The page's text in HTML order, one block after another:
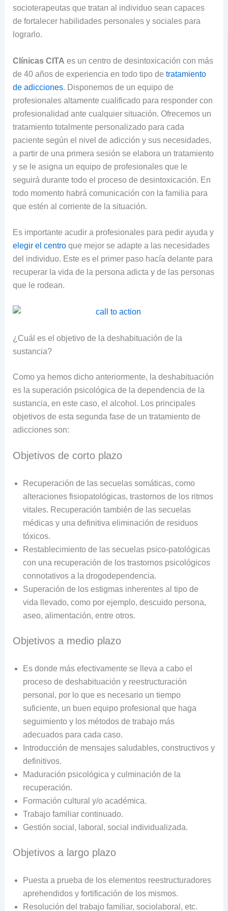
socioterapeutas que tratan al individuo sean capaces
de fortalecer habilidades personales y sociales para
lograrlo.
Clínicas CITA es un centro de desintoxicación con más
de 40 años de experiencia en todo tipo de tratamiento
de adicciones. Disponemos de un equipo de
profesionales altamente cualificado para responder con
profesionalidad ante cualquier situación. Ofrecemos un
tratamiento totalmente personalizado para cada
paciente según el nivel de adicción y sus necesidades,
a partir de una primera sesión se elabora un tratamiento
y se le asigna un equipo de profesionales que le
seguirá durante todo el proceso de desintoxicación. En
todo momento habrá comunicación con la familia para
que estén al corriente de la situación.
Es importante acudir a profesionales para pedir ayuda y
elegir el centroque mejor se adapte a las necesidades
del individuo. Este es el primer paso hacía delante para
recuperar la vida de la persona adicta y de las personas
que le rodean.
¿Cuál es el objetivo de la deshabituación de la
sustancia?
Como ya hemos dicho anteriormente, la deshabituación
es la superación psicológica de la dependencia de la
sustancia, en este caso, el alcohol. Los principales
objetivos de esta segunda fase de un tratamiento de
adicciones son:
Objetivos de corto plazo
Recuperación de las secuelas somáticas, como
alteraciones fisiopatológicas, trastornos de los ritmos
vitales. Recuperación también de las secuelas
médicas y una definitiva eliminación de residuos
tóxicos.
Restablecimiento de las secuelas psico-patológicas
con una recuperación de los trastornos psicológicos
connotativos a la drogodependencia.
Superación de los estigmas inherentes al tipo de
vida llevado, como por ejemplo, descuido persona,
aseo, alimentación, entre otros.
Objetivos a medio plazo
Es donde más efectivamente se lleva a cabo el
proceso de deshabituación y reestructuración
personal, por lo que es necesario un tiempo
suficiente, un buen equipo profesional que haga
seguimiento y los métodos de trabajo más
adecuados para cada caso.
Introducción de mensajes saludables, constructivos y
definitivos.
Maduración psicológica y culminación de la
recuperación.
Formación cultural y/o académica.
Trabajo familiar continuado.
Gestión social, laboral, social individualizada.
Objetivos a largo plazo
Puesta a prueba de los elementos reestructuradores
aprehendidos y fortificación de los mismos.
Resolución del trabajo familiar, sociolaboral, etc.